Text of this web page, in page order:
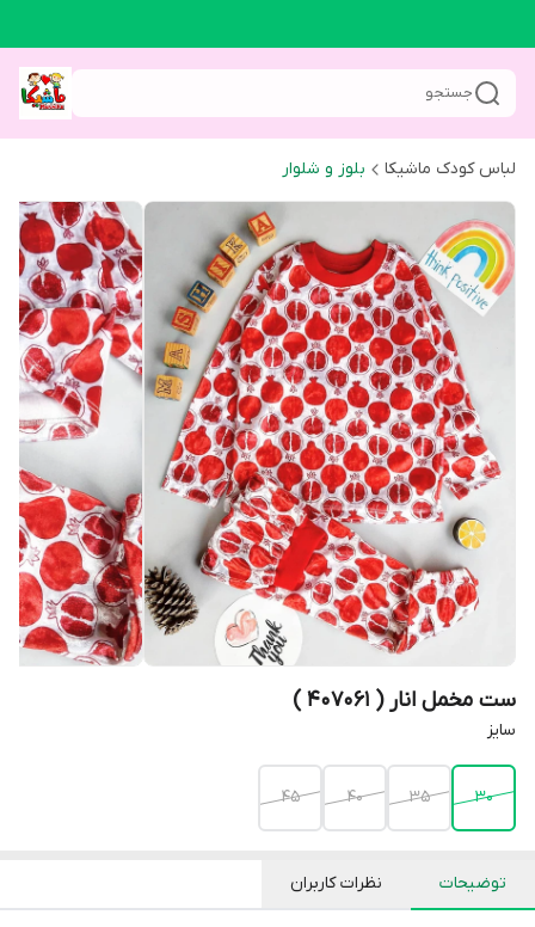
جستجو
لباس کودک ماشیکا بلوز و شلوار
ست مخمل ‌انار ( 407061 )
سایز
۳۰ ۳۵ ۴۰ ۴۵
توضیحات نظرات کاربران